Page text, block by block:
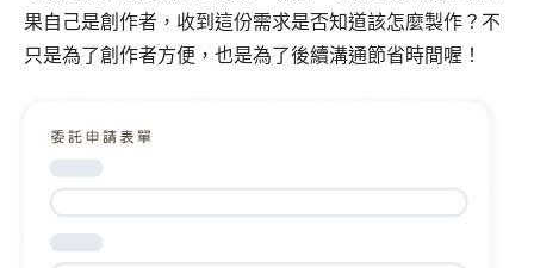
果自己是創作者，收到這份需求是否知道該怎麼製作？不
只是為了創作者方便，也是為了後續溝通節省時間喔！